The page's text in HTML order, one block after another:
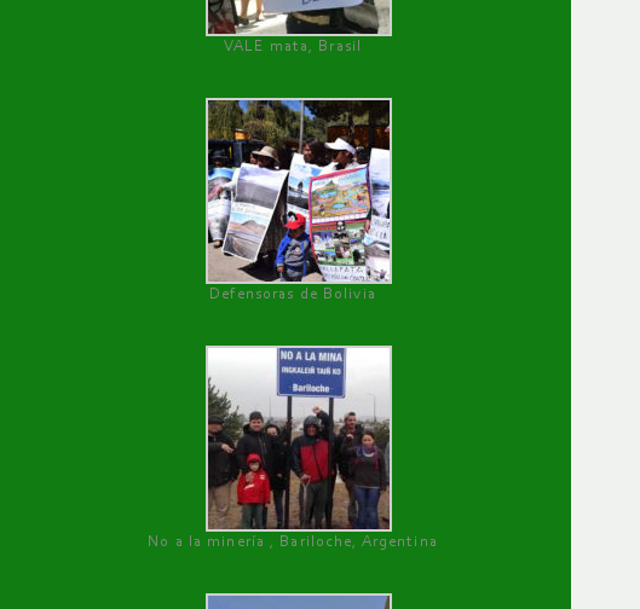
VALE mata, Brasil
Defensoras de Bolivia
No a la minería , Bariloche, Argentina